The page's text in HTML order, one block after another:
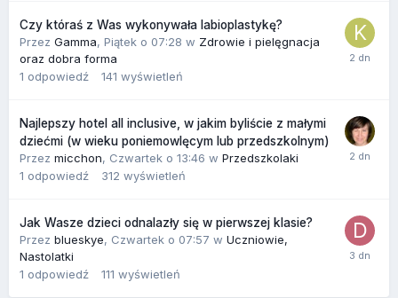
Czy któraś z Was wykonywała labioplastykę?
Przez Gamma, Piątek o 07:28 w Zdrowie i pielęgnacja
oraz dobra forma
1 odpowiedź 141 wyświetleń
Najlepszy hotel all inclusive, w jakim byliście z małymi
dziećmi (w wieku poniemowlęcym lub przedszkolnym)
Przez micchon, Czwartek o 13:46 w Przedszkolaki
1 odpowiedź 312 wyświetleń
Jak Wasze dzieci odnalazły się w pierwszej klasie?
Przez blueskye, Czwartek o 07:57 w Uczniowie,
Nastolatki
1 odpowiedź 111 wyświetleń